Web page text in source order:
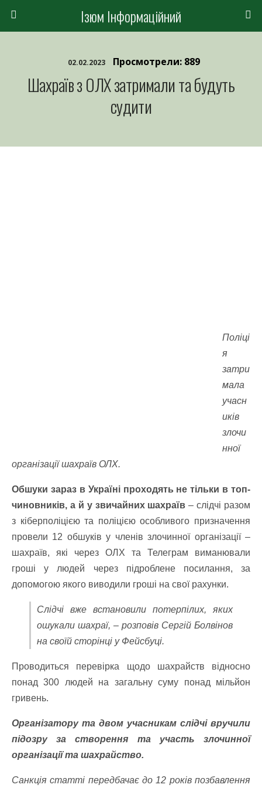
Ізюм Інформаційний
02.02.2023 Просмотрели: 889
Шахраїв з ОЛХ затримали та будуть
судити
Поліці
я
затри
мала
учасн
иків
злочи
нної
організації шахраїв ОЛХ.
Обшуки зараз в Україні проходять не тільки в топ-
чиновників, а й у звичайних шахраїв – слідчі разом
з кіберполіцією та поліцією особливого призначення
провели 12 обшуків у членів злочинної організації –
шахраїв, які через ОЛХ та Телеграм виманювали
гроші у людей через підроблене посилання, за
допомогою якого виводили гроші на свої рахунки.
Слідчі вже встановили потерпілих, яких
ошукали шахраї, – розповів Сергій Болвінов
на своїй сторінці у Фейсбуці.
Проводиться перевірка щодо шахрайств відносно
понад 300 людей на загальну суму понад мільйон
гривень.
Організатору та двом учасникам слідчі вручили
підозру за створення та участь злочинної
організації та шахрайство.
Санкція статті передбачає до 12 років позбавлення